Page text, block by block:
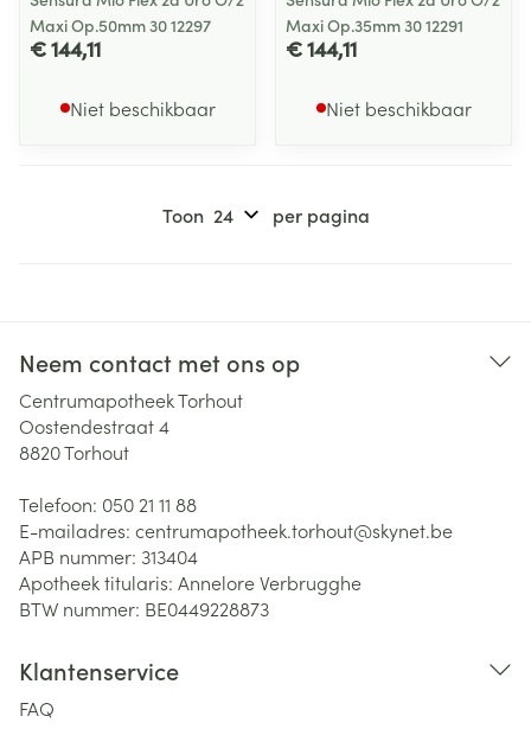
Maxi Op.50mm 30 12297
€ 144,11
Niet beschikbaar
Maxi Op.35mm 30 12291
€ 144,11
Niet beschikbaar
Toon per pagina
Neem contact met ons op
Centrumapotheek Torhout
Oostendestraat 4
8820Torhout
Telefoon: 050 21 11 88
E-mailadres: centrumapotheek.torhout@skynet.be
APB nummer: 313404
Apotheek titularis: Annelore Verbrugghe
BTW nummer: BE0449228873
Klantenservice
FAQ